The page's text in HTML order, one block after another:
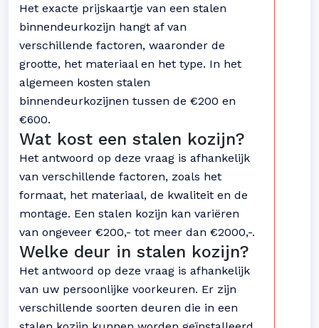
Het exacte prijskaartje van een stalen
binnendeurkozijn hangt af van
verschillende factoren, waaronder de
grootte, het materiaal en het type. In het
algemeen kosten stalen
binnendeurkozijnen tussen de €200 en
€600.
Wat kost een stalen kozijn?
Het antwoord op deze vraag is afhankelijk
van verschillende factoren, zoals het
formaat, het materiaal, de kwaliteit en de
montage. Een stalen kozijn kan variëren
van ongeveer €200,- tot meer dan €2000,-.
Welke deur in stalen kozijn?
Het antwoord op deze vraag is afhankelijk
van uw persoonlijke voorkeuren. Er zijn
verschillende soorten deuren die in een